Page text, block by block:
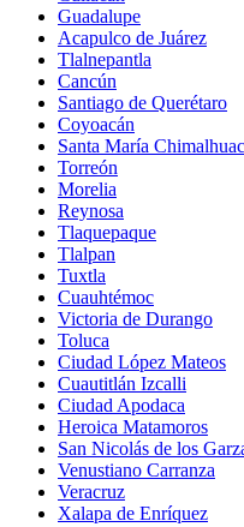
Guadalupe
Acapulco de Juárez
Tlalnepantla
Cancún
Santiago de Querétaro
Coyoacán
Santa María
Torreón
Morelia
Reynosa
Tlaquepaque
Tlalpan
Tuxtla
Cuauhtémoc
Victoria de Durango
Toluca
Ciudad López Mateos
Cuautitlán Izcalli
Ciudad Apodaca
Heroica Matamoros
San Nicolás de los
Venustiano Carranza
Veracruz
Xalapa de Enríquez